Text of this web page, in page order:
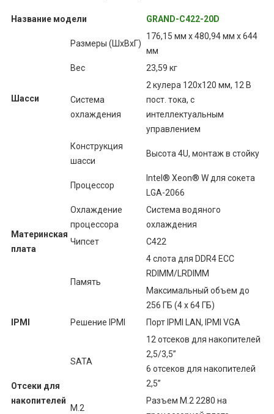
Название модели GRAND-C422-20D
Шасси
Размеры (ШxВxГ)
176,15 мм x 480,94 мм x 644
мм
Вес
23,59 кг
Система
охлаждения
2 кулера 120x120 мм, 12 В
пост. тока, с
интеллектуальным
управлением
Конструкция
шасси
Высота 4U, монтаж в стойку
Материнская
плата
Процессор
Intel® Xeon® W для сокета
LGA-2066
Охлаждение
процессора
Система водяного
охлаждения
Чипсет
C422
Память
4 слота для DDR4 ECC
RDIMM/LRDIMM
Максимальный объем до
256 ГБ (4 x 64 ГБ)
IPMI
Решение IPMI Порт IPMI LAN, IPMI VGA
Отсеки для
накопителей
SATA
12 отсеков для накопителей
2,5/3,5”
6 отсеков для накопителей
2,5”
M.2
Разъем M.2 2280 на